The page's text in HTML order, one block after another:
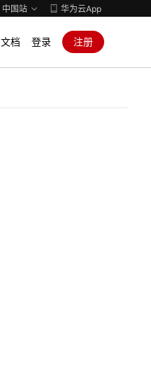
中国站 华为云App
文档 登录 注册